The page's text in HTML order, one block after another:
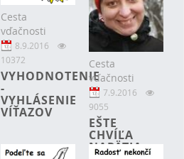
Cesta
vďačnosti
8.9.2016
10372
VYHODNOTENIE
-
VYHLÁSENIE
VÍŤAZOV
Cesta
vďačnosti
7.9.2016
9055
EŠTE
CHVÍĽA
NAPÄTIA...